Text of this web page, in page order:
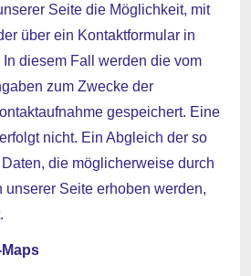
Seite die Möglichkeit, mit
über ein Kontaktformular in
diesem Fall werden die vom
zum Zwecke der
gespeichert. Eine
nicht. Ein Abgleich der so
die möglicherweise durch
unserer Seite erhoben werden,